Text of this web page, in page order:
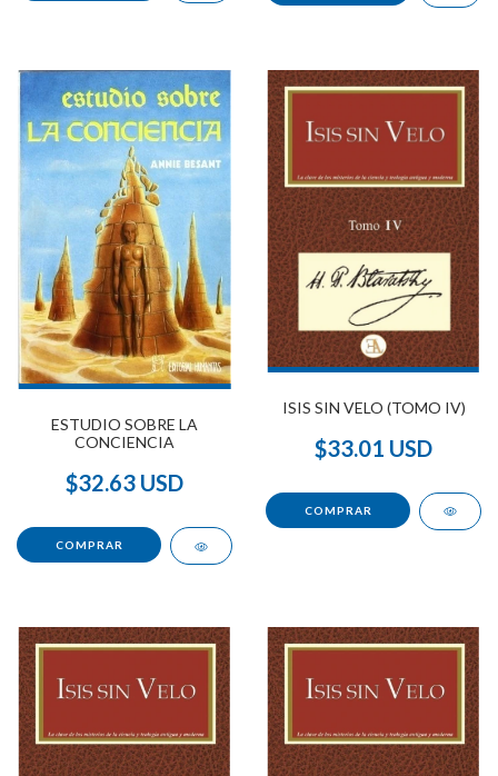
ESTUDIO SOBRE LA
CONCIENCIA
$32.63 USD
ISIS SIN VELO (TOMO IV)
$33.01 USD